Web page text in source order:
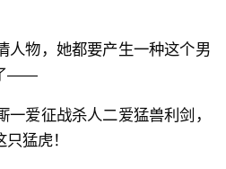
人物，她都要产生一种这个男
——
一爱征战杀人二爱猛兽利剑，
猛虎！